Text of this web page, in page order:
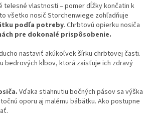
telesné vlastnosti – pomer dĺžky končatin k
všetko nosič Storchenwiege zohľadňuje
podľa potreby. Chrbtovú opierku nosiča
pre dokonalé prispôsobenie.
nastaviť akúkoľvek šírku chrbtovej časti.
bedrových kĺbov, ktorá zaisťuje ich zdravý
Vďaka stiahnutiu bočných pásov sa výška
oporu aj malému bábätku. Ako postupne